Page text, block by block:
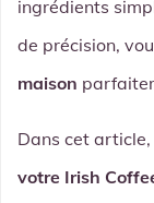
ingrédients
de précision,
maison
Dans cet
votre Irish